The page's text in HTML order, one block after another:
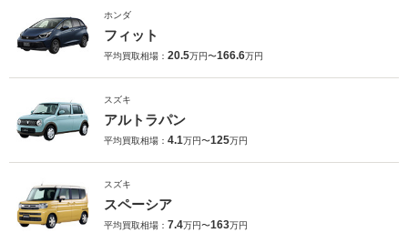
ホンダ
フィット
平均買取相場： 20.5万円〜166.6万円
スズキ
アルトラパン
平均買取相場： 4.1万円〜125万円
スズキ
スペーシア
平均買取相場： 7.4万円〜163万円